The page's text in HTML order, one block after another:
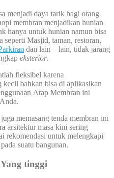
menjadi daya tarik bagi orang
membran menjadikan hunian
hanya untuk hunian namun bisa
seperti Masjid, taman, restoran,
dan lain – lain, tidak jarang
eksterior.
fleksibel karena
kecil bahkan bisa di aplikasikan
Atap Membran ini
memasang tenda membran ini
arsitektur masa kini sering
rekomendasi untuk melengkapi
suatu bangunan.
tinggi